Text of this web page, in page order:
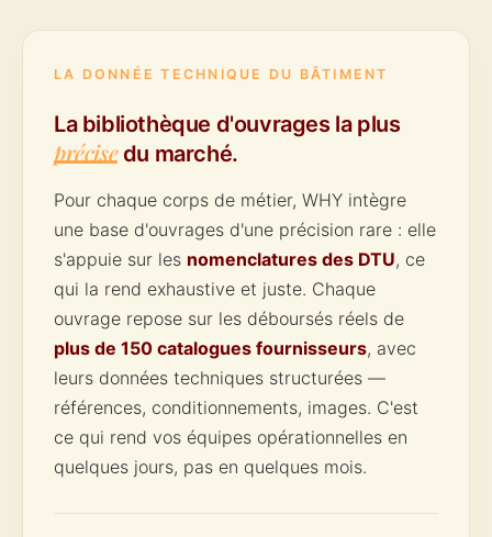
LA DONNÉE TECHNIQUE DU BÂTIMENT
La bibliothèque d'ouvrages la plus
précisedu marché.
Pour chaque corps de métier, WHY intègre
une base d'ouvrages d'une précision rare : elle
s'appuie sur les nomenclatures des DTU, ce
qui la rend exhaustive et juste. Chaque
ouvrage repose sur les déboursés réels de
plus de 150 catalogues fournisseurs, avec
leurs données techniques structurées —
références, conditionnements, images. C'est
ce qui rend vos équipes opérationnelles en
quelques jours, pas en quelques mois.